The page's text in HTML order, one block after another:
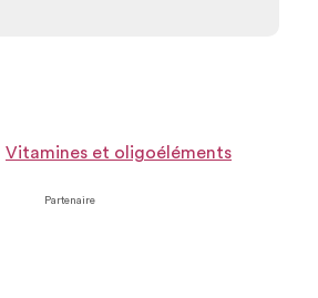
Vitamines et oligoéléments
Partenaire